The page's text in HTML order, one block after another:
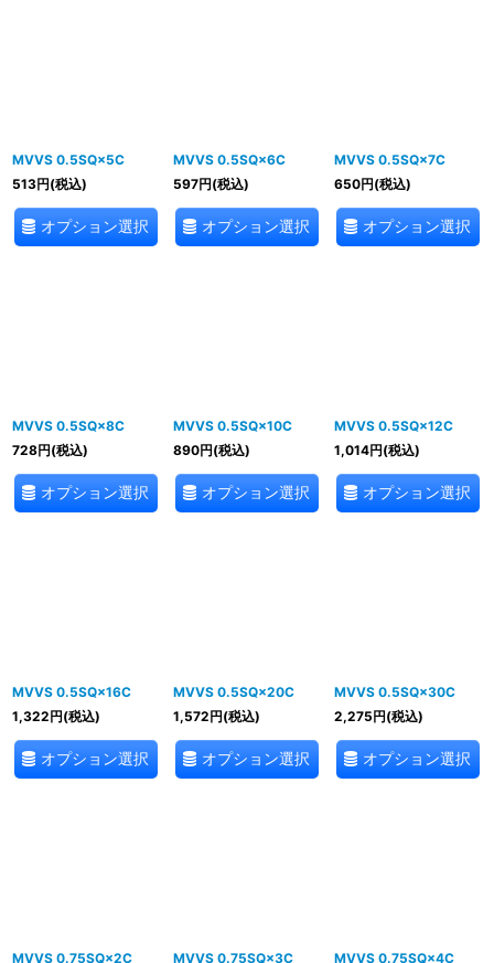
MVVS 0.5SQ×5C
513円(税込)
オプション選択
MVVS 0.5SQ×6C
597円(税込)
オプション選択
MVVS 0.5SQ×7C
650円(税込)
オプション選択
MVVS 0.5SQ×8C
728円(税込)
オプション選択
MVVS 0.5SQ×10C
890円(税込)
オプション選択
MVVS 0.5SQ×12C
1,014円(税込)
オプション選択
MVVS 0.5SQ×16C
1,322円(税込)
オプション選択
MVVS 0.5SQ×20C
1,572円(税込)
オプション選択
MVVS 0.5SQ×30C
2,275円(税込)
オプション選択
MVVS 0.75SQ×2C MVVS 0.75SQ×3C MVVS 0.75SQ×4C